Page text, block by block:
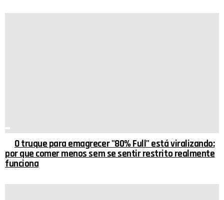
O truque para emagrecer "80% Full" está viralizando:
por que comer menos sem se sentir restrito realmente
funciona